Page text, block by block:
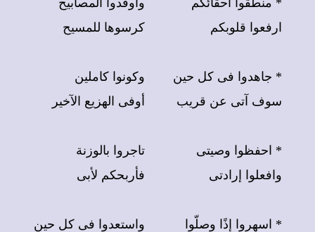
كرسوها للمسيح
وكونوا كاملين
أوفى الهزيع الآخير
تاجروا بالوزنة
فأربحكم لأبى
واستعدوا فى كل حين
ارفعوا قلوبكم
* جاهدوا فى كل حين
سوف آتى عن قريب
* احفظوا وصيتى
وافعلوا إرادتى
* اسهروا إذًا وصلّوا